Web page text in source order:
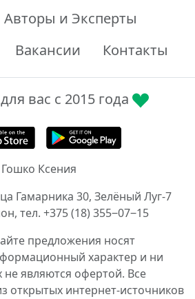
Авторы и Эксперты
Вакансии Контакты
вас с 2015 года
Ксения
Гамарника 30, Зелёный Луг-7
тел. +375 (18) 355‒07‒15
предложения носят
характер и ни
не являются офертой. Все
открытых интернет-источников